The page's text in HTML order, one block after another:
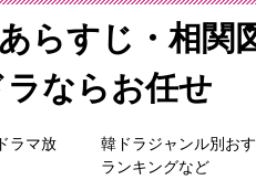
らすじ・相関
ならお任せ
ラマ放
韓ドラジャンル別お
ランキングなど